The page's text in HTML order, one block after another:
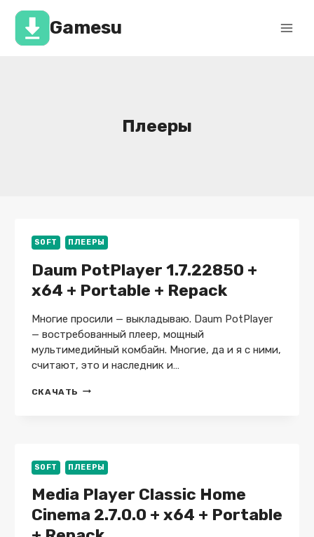
Перейти
содержимомуGamesu
Плееры
SOFT ПЛЕЕРЫ
Daum PotPlayer 1.7.22850 +
x64 + Portable + Repack
Многие просили — выкладываю. Daum PotPlayer
— востребованный плеер, мощный
мультимедийный комбайн. Многие, да и я с ними,
считают, это и наследник и…
СКАЧАТЬ DAUM
PORTABLE
+
REPACK
SOFT ПЛЕЕРЫ
Media Player Classic Home
Cinema 2.7.0.0 + x64 + Portable